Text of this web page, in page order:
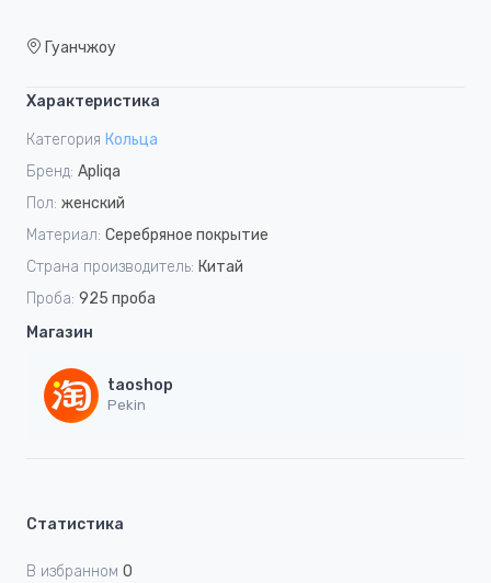
Гуанчжоу
Характеристика
Категория Кольца
Бренд: Apliqa
Пол: женский
Материал: Серебряное покрытие
Страна производитель: Китай
Проба: 925 проба
Магазин
taoshop
Pekin
Статистика
В избранном 0